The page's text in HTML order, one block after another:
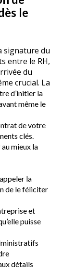
le
signature du
entre le RH,
du
crucial. La
d’initier la
même le
de votre
clés.
mieux la
la
de le féliciter
et
puisse
détails